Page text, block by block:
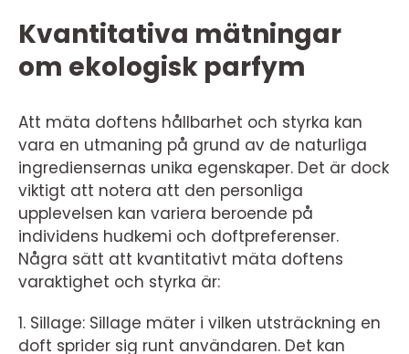
Kvantitativa mätningar
om ekologisk parfym
Att mäta doftens hållbarhet och styrka kan
vara en utmaning på grund av de naturliga
ingrediensernas unika egenskaper. Det är dock
viktigt att notera att den personliga
upplevelsen kan variera beroende på
individens hudkemi och doftpreferenser.
Några sätt att kvantitativt mäta doftens
varaktighet och styrka är:
1. Sillage: Sillage mäter i vilken utsträckning en
doft sprider sig runt användaren. Det kan